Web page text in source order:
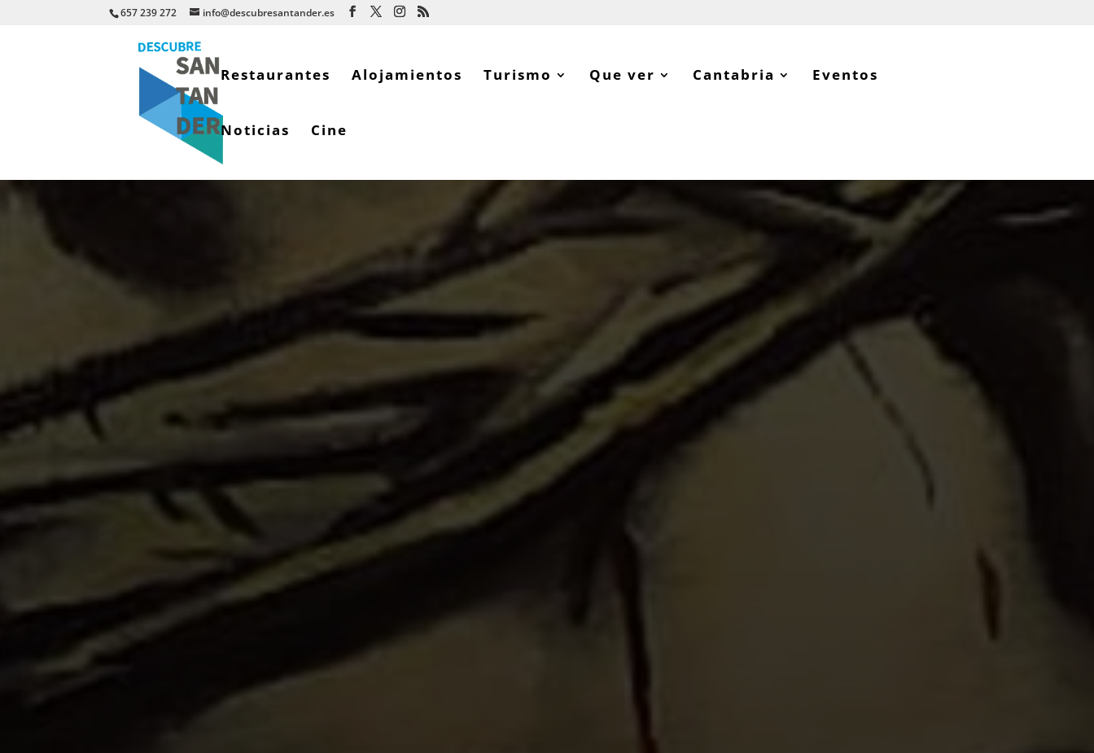
657 239 272 info@descubresantander.es
Restaurantes Alojamientos Turismo Que ver Cantabria Eventos
Noticias Cine